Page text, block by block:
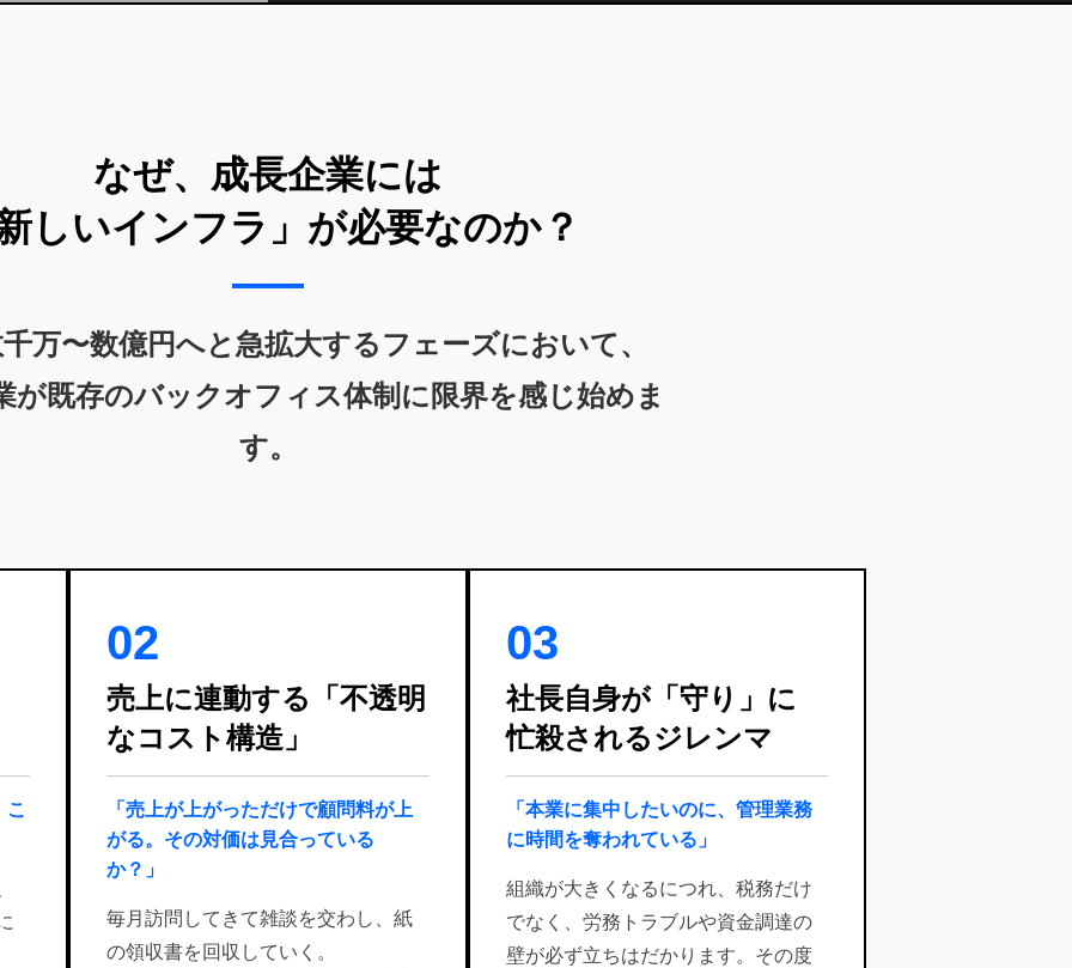
なぜ、成長企業には
しいインフラ」が必要なのか？
万〜数億円へと急拡大するフェーズにおいて、
が既存のバックオフィス体制に限界を感じ始めま
す。
こ
02
売上に連動する「不透明
なコスト構造」
「売上が上がっただけで顧問料が上
がる。その対価は見合っている
か？」
毎月訪問してきて雑談を交わし、紙
の領収書を回収していく。
03
社長自身が「守り」に
忙殺されるジレンマ
「本業に集中したいのに、管理業務
に時間を奪われている」
組織が大きくなるにつれ、税務だけ
でなく、労務トラブルや資金調達の
壁が必ず立ちはだかります。その度